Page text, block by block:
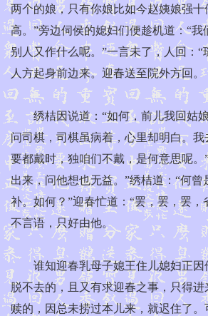
两个的娘，只有你娘比如今赵姨娘强
高。”旁边伺侯的媳妇们便趁机道：“
别人又作什么呢。”一言未了，人回：
人方起身前边来。迎春送至院外方回。
绣桔因说道：“如何，前儿我回姑娘
问司棋，司棋虽病着，心里却明白。
要都戴时，独咱们不戴，是何意思呢
出来，问他想也无益。”绣桔道：“何
补。如何？”迎春忙道：“罢，罢，罢
不言语，只好由他。
谁知迎春乳母子媳王住儿媳妇正因他
脱不去的，且又有求迎春之事，只得
赎的，因总未捞过本儿来，就迟住了